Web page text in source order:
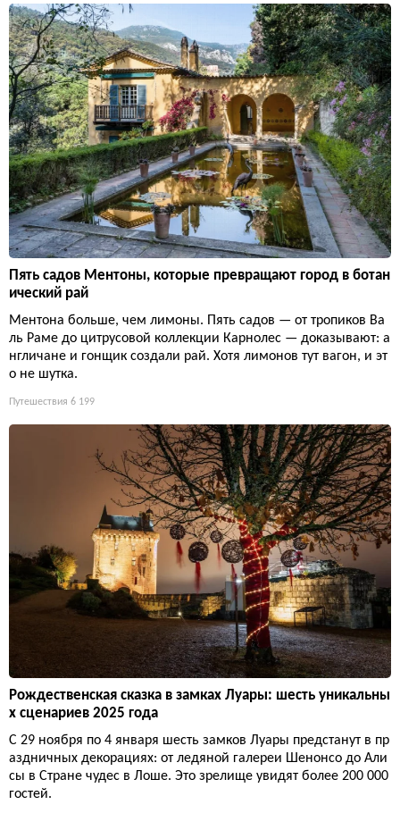
Пять садов Ментоны, которые превращают город в ботан
ический рай
Ментона больше, чем лимоны. Пять садов — от тропиков Ва
ль Раме до цитрусовой коллекции Карнолес — доказывают: а
нгличане и гонщик создали рай. Хотя лимонов тут вагон, и эт
о не шутка.
Путешествия 6 199
Рождественская сказка в замках Луары: шесть уникальны
х сценариев 2025 года
С 29 ноября по 4 января шесть замков Луары предстанут в пр
аздничных декорациях: от ледяной галереи Шенонсо до Али
сы в Стране чудес в Лоше. Это зрелище увидят более 200 000
гостей.